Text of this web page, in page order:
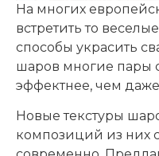
На многих
встретить то
способы украсить
шаров многие пары
эффектнее, чем
Новые текстуры
композиций из них